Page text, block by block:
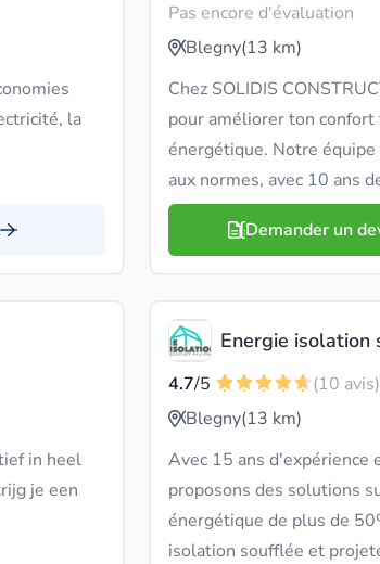
la
Pas encore d'évaluation
Blegny(13 km)
Chez SOLIDIS
pour améliorer ton
énergétique. Notre
aux normes, avec 10 ans
Demander un
in heel
je een
Energie isolation
4.7/5
(10 avis)
Blegny(13 km)
Avec 15 ans d'expérience
proposons des solutions
énergétique de plus de
isolation soufflée et